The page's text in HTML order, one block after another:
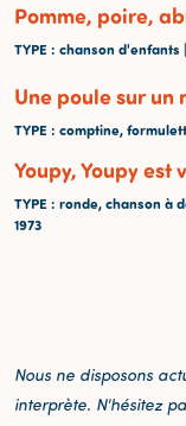
Pomme, poire,
TYPE : chanson d'enfants |
Une poule sur un
TYPE : comptine,
Youpy, Youpy est
TYPE : ronde, chanson à
1973
Nous ne disposons
interprète. N'hésitez